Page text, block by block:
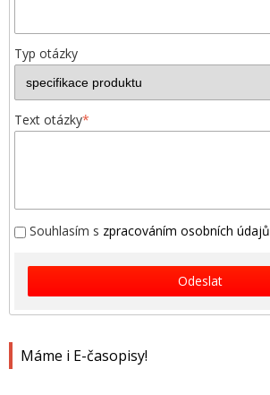
Máme i E-časopisy!
Typ otázky
Text otázky*
Souhlasím s zpracováním osobních údajů
Odeslat